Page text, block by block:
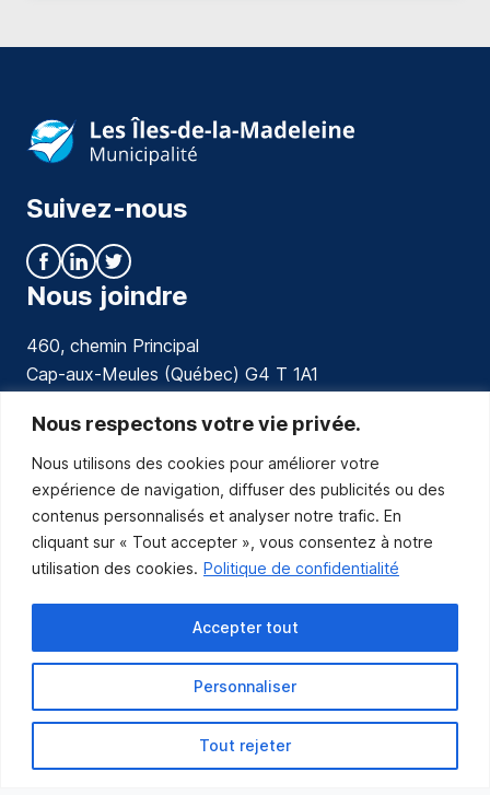
Nous respectons votre vie privée.
Nous utilisons des cookies pour améliorer votre
expérience de navigation, diffuser des publicités ou des
contenus personnalisés et analyser notre trafic. En
cliquant sur « Tout accepter », vous consentez à notre
utilisation des cookies. Politique de confidentialité
Personnaliser
Tout rejeter
Accepter tout
Suivez-nous
Nous joindre
460, chemin Principal
Cap-aux-Meules (Québec) G4 T 1A1
communications@muniles.ca
418 986-3100
Composez le 1 en tout temps pour toutes urgences.
Abonnez-vous
Abonnez-vous pour recevoir les nouvelles
de la Municipalité par courriel.